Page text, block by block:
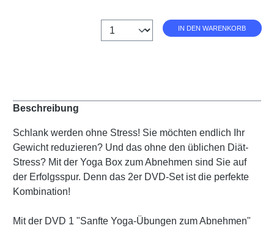
Anzahl IN DEN WARENKORB
Beschreibung
Schlank werden ohne Stress! Sie möchten endlich Ihr
Gewicht reduzieren? Und das ohne den üblichen Diät-
Stress? Mit der Yoga Box zum Abnehmen sind Sie auf
der Erfolgsspur. Denn das 2er DVD-Set ist die perfekte
Kombination!
Mit der DVD 1 "Sanfte Yoga-Übungen zum Abnehmen"